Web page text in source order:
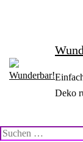
Deko
Suchen